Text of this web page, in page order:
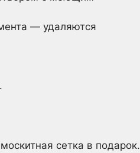
— удаляются
сетка в подарок.